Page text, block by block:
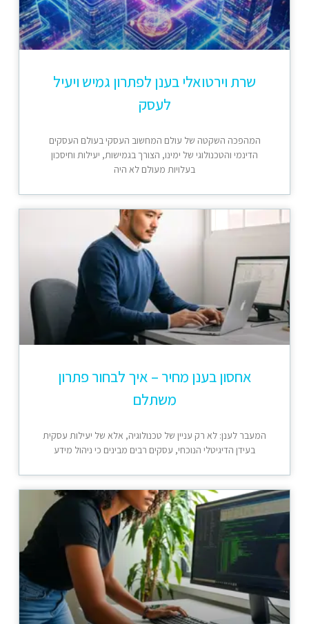
שרת וירטואלי בענן לפתרון גמיש ויעיל
לעסק
המהפכה השקטה של עולם המחשוב העסקי בעולם העסקים
הדינמי והטכנולוגי של ימינו, הצורך בגמישות, יעילות וחיסכון
בעלויות מעולם לא היה
אחסון בענן מחיר – איך לבחור פתרון
משתלם
המעבר לענן: לא רק עניין של טכנולוגיה, אלא של יעילות עסקית
בעידן הדיגיטלי הנוכחי, עסקים רבים מבינים כי ניהול מידע